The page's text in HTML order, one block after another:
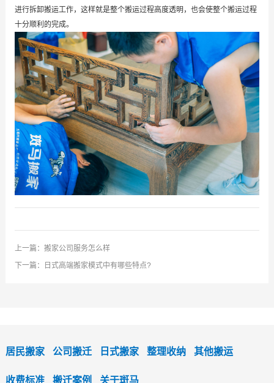
进行拆卸搬运工作，这样就是整个搬运过程高度透明，也会使整个搬运过程
十分顺利的完成。
上一篇： 搬家公司服务怎么样
下一篇：
日式高端搬家模式中有哪些特点?
居民搬家 公司搬迁 日式搬家 整理收纳 其他搬运
收费标准 搬迁案例 关于斑马